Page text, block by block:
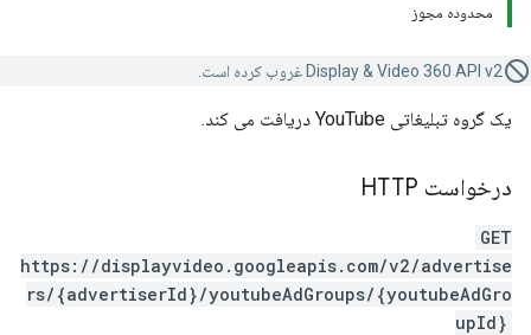
محدوده مجوز
Display & Video 360 API v2 غروب کرده است.
یک گروه تبلیغاتی YouTube دریافت می کند.
درخواست HTTP
GET
https://displayvideo.googleapis.com/v2/advertise
rs/{advertiserId}/youtubeAdGroups/{youtubeAdGro
upId}